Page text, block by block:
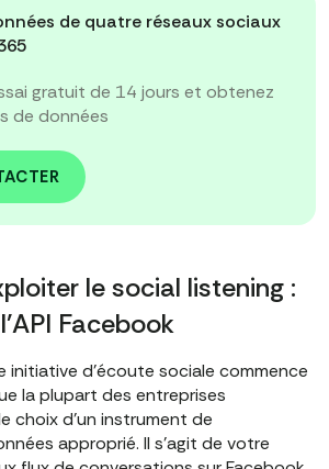
de quatre réseaux sociaux
gratuit de 14 jours et obtenez
de données
le social listening :
Facebook
initiative d'écoute sociale commence
la plupart des entreprises
choix d'un instrument de
approprié. Il s'agit de votre